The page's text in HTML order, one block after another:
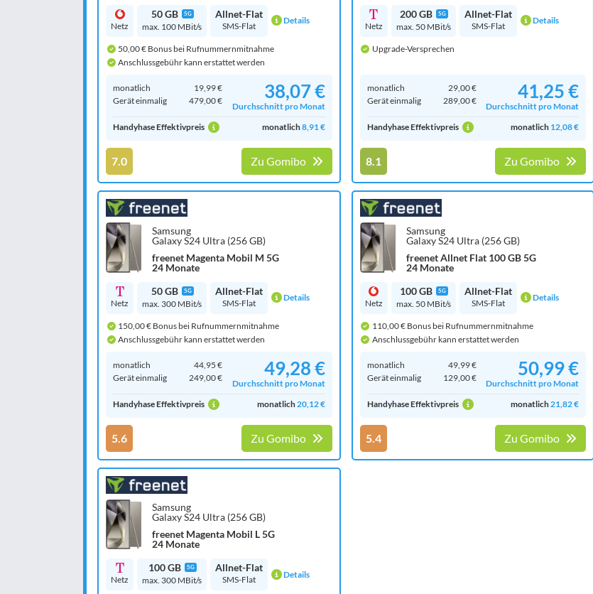
Netz
50 GB 5G
max. 100 MBit/s
Allnet-Flat
SMS-Flat Details
50,00 € Bonus bei Rufnummernmitnahme
Anschlussgebühr kann erstattet werden
monatlich
19,99 €
Gerät einmalig
479,00 € 38,07 €
Durchschnitt pro Monat
Handyhase Effektivpreis
monatlich8,91 €
7.0 Zu Gomibo
Netz
200 GB 5G
max. 50 MBit/s
Allnet-Flat
SMS-Flat Details
Upgrade-Versprechen
monatlich
29,00 €
Gerät einmalig
289,00 € 41,25 €
Durchschnitt pro Monat
Handyhase Effektivpreis
monatlich 12,08 €
8.1 Zu Gomibo
Samsung
Galaxy S24 Ultra (256 GB)
freenet Magenta Mobil M 5G
24 Monate
Netz
50 GB 5G
max. 300 MBit/s
Allnet-Flat
SMS-Flat Details
150,00 € Bonus bei Rufnummernmitnahme
Anschlussgebühr kann erstattet werden
monatlich
44,95 €
Gerät einmalig
249,00 € 49,28 €
Durchschnitt pro Monat
Handyhase Effektivpreis
monatlich 20,12 €
5.6 Zu Gomibo
Samsung
Galaxy S24 Ultra (256 GB)
freenet Allnet Flat 100 GB 5G
24 Monate
Netz
100 GB 5G
max. 50 MBit/s
Allnet-Flat
SMS-Flat Details
110,00 € Bonus bei Rufnummernmitnahme
Anschlussgebühr kann erstattet werden
monatlich
49,99 €
Gerät einmalig
129,00 € 50,99 €
Durchschnitt pro Monat
Handyhase Effektivpreis
monatlich 21,82 €
5.4 Zu Gomibo
Samsung
Galaxy S24 Ultra (256 GB)
freenet Magenta Mobil L 5G
24 Monate
Netz
100 GB 5G
max. 300 MBit/s
Allnet-Flat
SMS-Flat Details